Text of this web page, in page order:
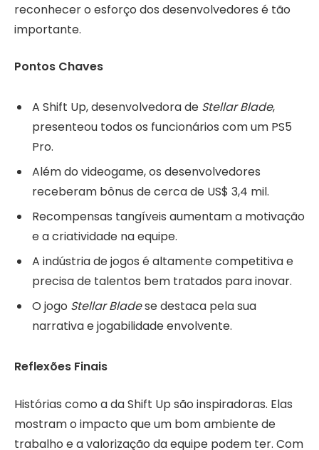
reconhecer o esforço dos desenvolvedores é tão
importante.
Pontos Chaves
A Shift Up, desenvolvedora de Stellar Blade,
presenteou todos os funcionários com um PS5
Pro.
Além do videogame, os desenvolvedores
receberam bônus de cerca de US$ 3,4 mil.
Recompensas tangíveis aumentam a motivação
e a criatividade na equipe.
A indústria de jogos é altamente competitiva e
precisa de talentos bem tratados para inovar.
O jogo Stellar Bladese destaca pela sua
narrativa e jogabilidade envolvente.
Reflexões Finais
Histórias como a da Shift Up são inspiradoras. Elas
mostram o impacto que um bom ambiente de
trabalho e a valorização da equipe podem ter. Com